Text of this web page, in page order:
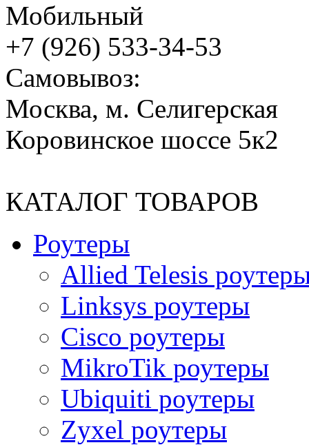
Мобильный
+7 (926) 533-34-53
Cамовывоз:
Москва, м. Селигерская
Коровинское шоссе 5к2
КАТАЛОГ ТОВАРОВ
Роутеры
Allied Telesis
Linksys роутеры
Cisco роутеры
MikroTik роутеры
Ubiquiti роутеры
Zyxel роутеры